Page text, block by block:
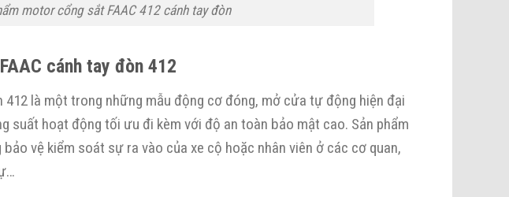
motor cổng sắt FAAC 412 cánh tay đòn
cánh tay đòn 412
412 là một trong những mẫu động cơ đóng, mở cửa tự động hiện đại
suất hoạt động tối ưu đi kèm với độ an toàn bảo mật cao. Sản phẩm
vệ kiểm soát sự ra vào của xe cộ hoặc nhân viên ở các cơ quan,